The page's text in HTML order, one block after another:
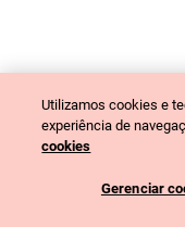
Utilizamos cookies e
experiência de
cookies
Gerenciar